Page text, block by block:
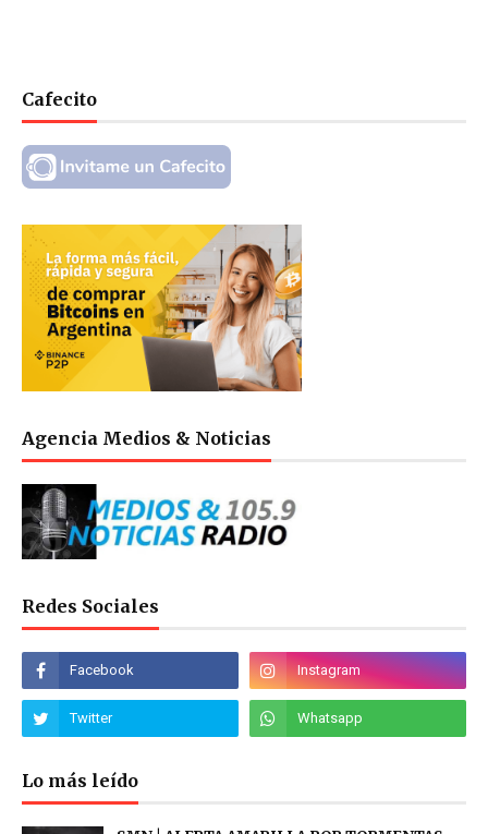
Cafecito
Agencia Medios & Noticias
Redes Sociales
Lo más leído